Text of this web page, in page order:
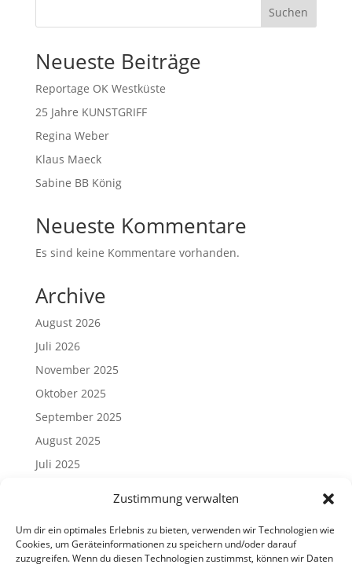
Zustimmung verwalten
Um dir ein optimales Erlebnis zu bieten, verwenden wir Technologien wie
Cookies, um Geräteinformationen zu speichern und/oder darauf
zuzugreifen. Wenn du diesen Technologien zustimmst, können wir Daten
Suchen
Neueste Beiträge
Reportage OK Westküste
25 Jahre KUNSTGRIFF
Regina Weber
Klaus Maeck
Sabine BB König
Neueste Kommentare
Es sind keine Kommentare vorhanden.
Archive
August 2026
Juli 2026
November 2025
Oktober 2025
September 2025
August 2025
Juli 2025
März 2025
Januar 2025